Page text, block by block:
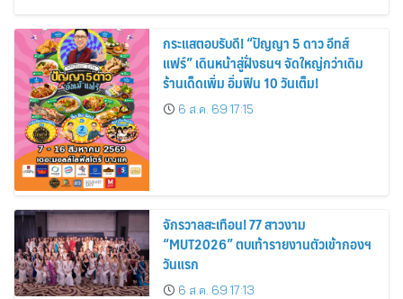
กระแสตอบรับดี! “ปัญญา 5 ดาว อีทส์
แฟร์” เดินหน้าสู่ฝั่งธนฯ จัดใหญ่กว่าเดิม
ร้านเด็ดเพิ่ม อิ่มฟิน 10 วันเต็ม!
6 ส.ค. 69 17:15
จักรวาลสะเทือน! 77 สาวงาม
“MUT2026” ตบเท้ารายงานตัวเข้ากองฯ
วันแรก
6 ส.ค. 69 17:13